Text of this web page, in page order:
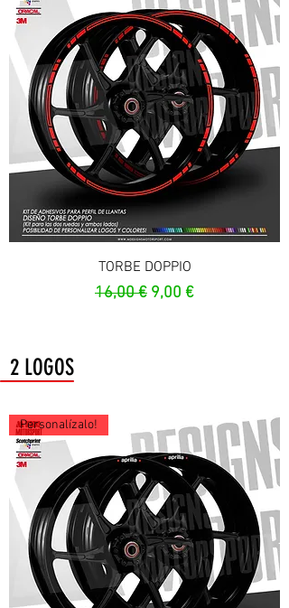
TORBE DOPPIO
Prezzo regolare
16,00 € Prezzo scontato
9,00 €
2 LOGOS
Personalízalo!